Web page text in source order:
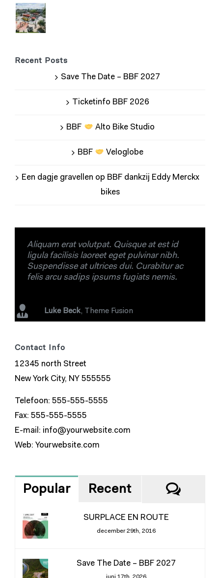
Recent Posts
Save The Date – BBF 2027
Ticketinfo BBF 2026
BBF Alto Bike Studio
BBF Veloglobe
Een dagje gravellen op BBF dankzij Eddy Merckx
bikes
Aliquam erat volutpat. Quisque at est id
ligula facilisis laoreet eget pulvinar nibh.
Suspendisse at ultrices dui. Curabitur ac
felis arcu sadips ipsums fugiats nemis.
Luke Beck, Theme Fusion
Contact Info
12345 north Street
New York City, NY 555555
Telefoon: 555-555-5555
Fax: 555-555-5555
E-mail: info@yourwebsite.com
Web: Yourwebsite.com
Popular Recent
SURPLACE EN ROUTE
december 29th, 2016
Save The Date – BBF 2027